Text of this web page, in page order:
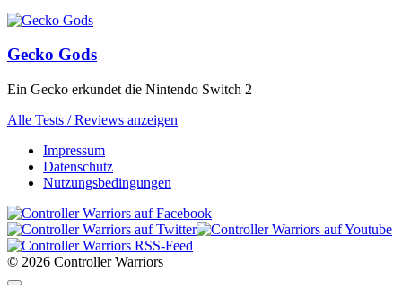
Gecko Gods
Ein Gecko erkundet die Nintendo Switch 2
Alle Tests / Reviews anzeigen
Impressum
Datenschutz
Nutzungsbedingungen
© 2026 Controller Warriors